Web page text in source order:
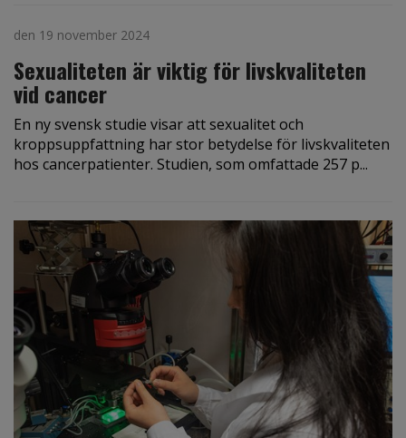
den 19 november 2024
Sexualiteten är viktig för livskvaliteten
vid cancer
En ny svensk studie visar att sexualitet och
kroppsuppfattning har stor betydelse för livskvaliteten
hos cancerpatienter. Studien, som omfattade 257 p...